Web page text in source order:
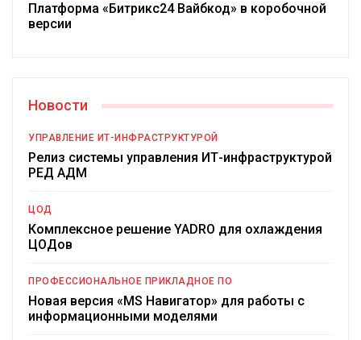
Платформа «Битрикс24 Вайбкод» в коробочной
версии
Новости
УПРАВЛЕНИЕ ИТ-ИНФРАСТРУКТУРОЙ
Релиз системы управления ИТ-инфраструктурой
РЕД АДМ
ЦОД
Комплексное решение YADRO для охлаждения
ЦОДов
ПРОФЕССИОНАЛЬНОЕ ПРИКЛАДНОЕ ПО
Новая версия «MS Навигатор» для работы с
информационными моделями